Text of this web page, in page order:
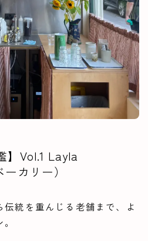
】Vol.1 Layla
カリー）
統を重んじる老舗まで、よ